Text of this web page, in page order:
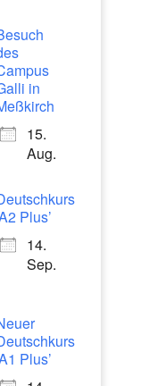
in
15.
Aug.
Plus’
14.
Sep.
Plus’